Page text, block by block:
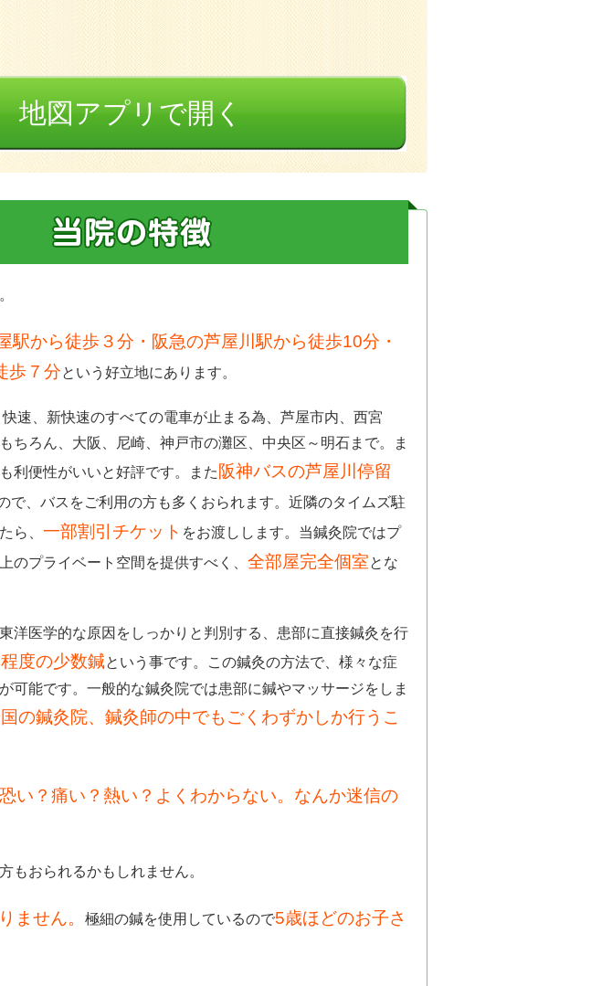
地図アプリで開く
駅から徒歩３分・阪急の芦屋川駅から徒歩10分・
歩７分という好立地にあります。
速、新快速のすべての電車が止まる為、芦屋市内、西宮
ちろん、大阪、尼崎、神戸市の灘区、中央区～明石まで。ま
利便性がいいと好評です。また 阪神バスの芦屋川停留
で、バスをご利用の方も多くおられます。近隣のタイムズ駐
ら、 一部割引チケット をお渡しします。当鍼灸院ではプ
のプライベート空間を提供すべく、 全部屋完全個室とな
洋医学的な原因をしっかりと判別する、患部に直接鍼灸を行
度の少数鍼という事です。この鍼灸の方法で、様々な症
可能です。一般的な鍼灸院では患部に鍼やマッサージをしま
の鍼灸院、鍼灸師の中でもごくわずかしか行うこ
恐い？痛い？熱い？よくわからない。なんか迷信の
もおられるかもしれません。
ません。 極細の鍼を使用しているので5歳ほどのお子さ